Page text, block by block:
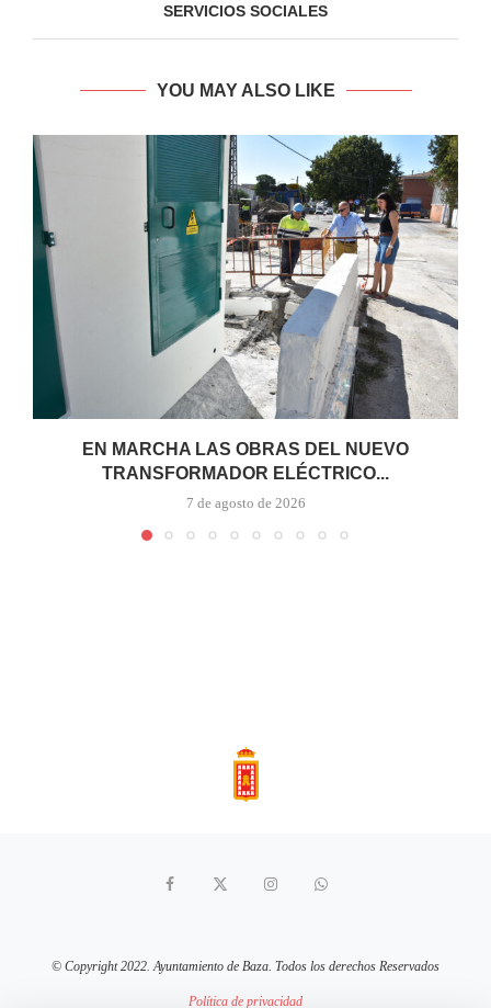
SERVICIOS SOCIALES
YOU MAY ALSO LIKE
EN MARCHA LAS OBRAS DEL NUEVO
TRANSFORMADOR ELÉCTRICO...
7 de agosto de 2026
© Copyright 2022. Ayuntamiento de Baza. Todos los derechos Reservados
Política de privacidad